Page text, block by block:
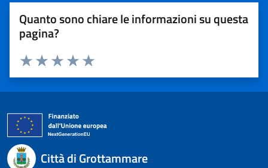
Quanto sono chiare le informazioni su questa
pagina?
Valuta 5 stelle su 5
Valuta 4 stelle su 5
Valuta 3 stelle su 5
Valuta 2 stelle su 5
Valuta 1 stelle su 5
Città di Grottammare